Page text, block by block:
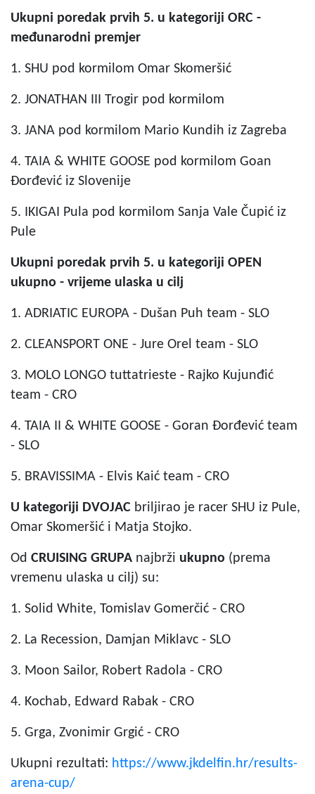
Ukupni poredak prvih 5. u kategoriji ORC -
međunarodni premjer
1. SHU pod kormilom Omar Skomeršić
2. JONATHAN III Trogir pod kormilom
3. JANA pod kormilom Mario Kundih iz Zagreba
4. TAIA & WHITE GOOSE pod kormilom Goan
Đorđević iz Slovenije
5. IKIGAI Pula pod kormilom Sanja Vale Čupić iz
Pule
Ukupni poredak prvih 5. u kategoriji OPEN
ukupno - vrijeme ulaska u cilj
1. ADRIATIC EUROPA - Dušan Puh team - SLO
2. CLEANSPORT ONE - Jure Orel team - SLO
3. MOLO LONGO tuttatrieste - Rajko Kujunđić
team - CRO
4. TAIA II & WHITE GOOSE - Goran Đorđević team
- SLO
5. BRAVISSIMA - Elvis Kaić team - CRO
U kategoriji DVOJAC briljirao je racer SHU iz Pule,
Omar Skomeršić i Matja Stojko.
Od CRUISING GRUPA najbrži ukupno (prema
vremenu ulaska u cilj) su:
1. Solid White, Tomislav Gomerčić - CRO
2. La Recession, Damjan Miklavc - SLO
3. Moon Sailor, Robert Radola - CRO
4. Kochab, Edward Rabak - CRO
5. Grga, Zvonimir Grgić - CRO
Ukupni rezultati: https://www.jkdelfin.hr/results-
arena-cup/